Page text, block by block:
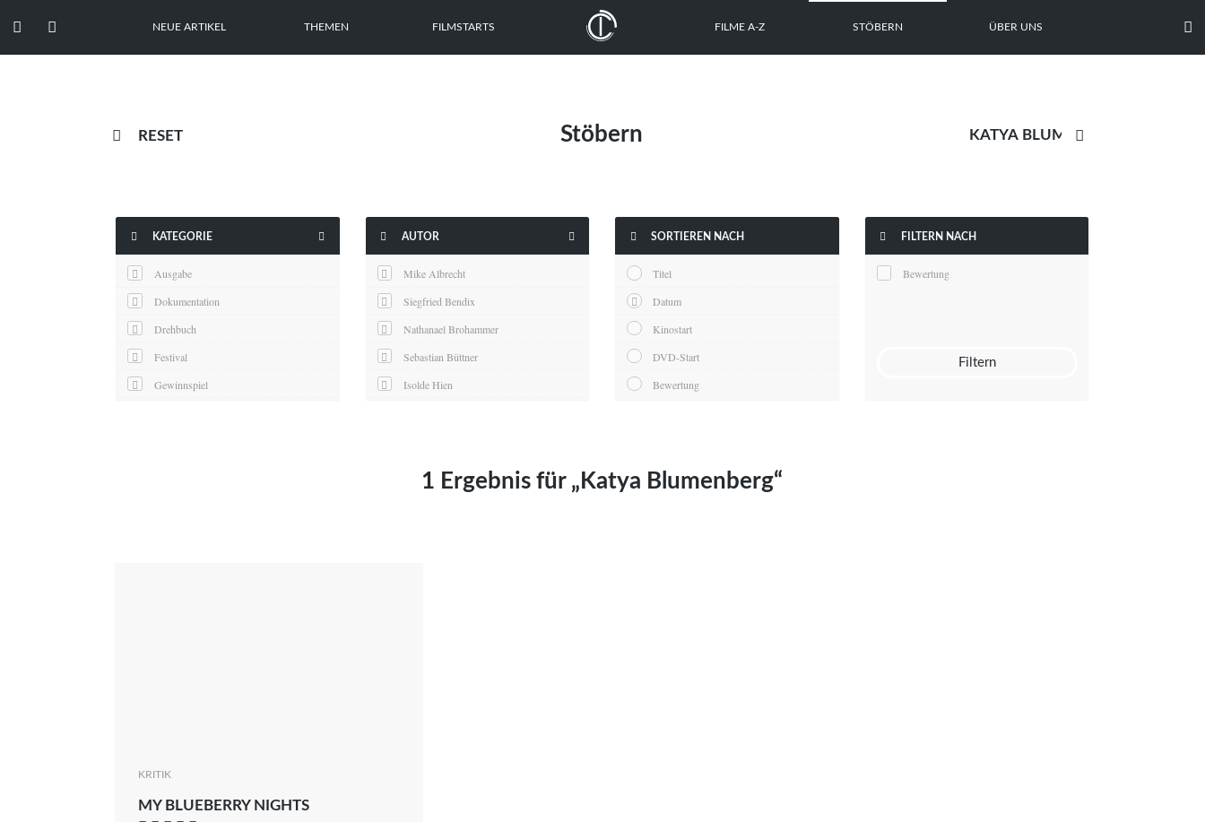
  NEUE ARTIKEL THEMEN FILMSTARTS FILME A-Z STÖBERN ÜBER UNS 
 RESET Stöbern 
 KATEGORIE 
Ausgabe
Dokumentation
Drehbuch
Festival
Gewinnspiel
 AUTOR 
Mike Albrecht
Siegfried Bendix
Nathanael Brohammer
Sebastian Büttner
Isolde Hien
Maximilian Kosing
 SORTIEREN NACH
Titel
Datum
Kinostart
DVD-Start
Bewertung
 FILTERN NACH
Bewertung
Filtern
1 Ergebnis für „Katya Blumenberg“
KRITIK
MY BLUEBERRY NIGHTS